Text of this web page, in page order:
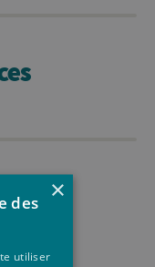
×
des
utiliser